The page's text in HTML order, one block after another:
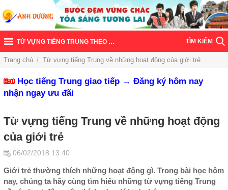
TỪ VỰNG TIẾNG TRUNG THEO CHỦ ĐỀ TÌM KIẾM
Trang chủ / Từ vựng tiếng Trung về những hoạt động của giới trẻ
Học tiếng Trung giao tiếp → Đăng ký hôm nay
nhận ngay ưu đãi
Từ vựng tiếng Trung về những hoạt động
của giới trẻ
06/02/2018 13:40
Giới trẻ thường thích những hoạt động gì. Trong bài học hôm
nay, chúng ta hãy cùng tìm hiểu những từ vựng tiếng Trung